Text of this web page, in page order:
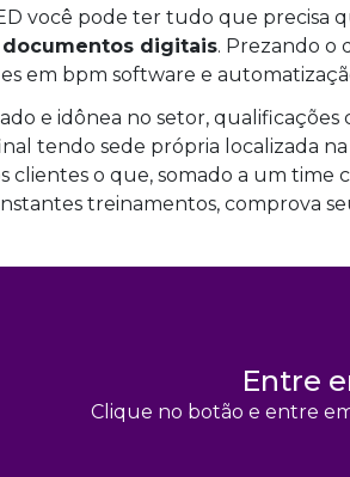
você pode ter tudo que precisa
digitais. Prezando o
em bpm software e
e idônea no setor, qualificações
tendo sede própria localizada
clientes o que, somado a um
treinamentos, comprova
Entre
Clique no botão e entre